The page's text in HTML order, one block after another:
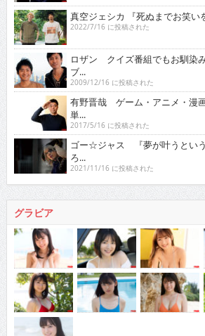
真空ジェシカ 『死ぬまでお笑い
2022/7/16 に投稿された
ロザン クイズ番組でもお馴染
ブ...
2009/12/16 に投稿された
有野晋哉 ゲーム・アニメ・漫
単...
2017/5/16 に投稿された
ゴー☆ジャス 『夢が叶うとい
ろ...
2021/11/16 に投稿された
グラビア